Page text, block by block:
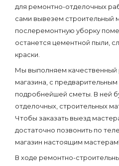
для ремонтно-отделочных
сами вывезем строительный
послеремонтную уборку
останется цементной пыли,
краски.
Мы выполняем
магазина, с
подробнейшей сметы. В ней
отделочных, строительных
Чтобы заказать выезд
достаточно позвонить по
магазин настоящим мастерам!
В ходе ремонтно-